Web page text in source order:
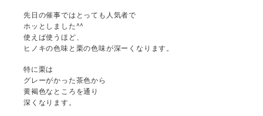
先日の催事ではとっても人気者で
ホッとしました^^
使えば使うほど、
ヒノキの色味と栗の色味が深ーくなります。
特に栗は
グレーがかった茶色から
黄褐色なところを通り
深くなります。